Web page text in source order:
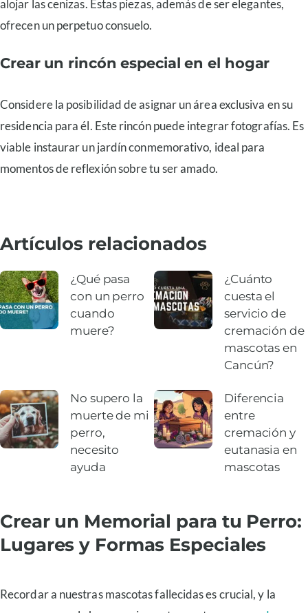
alojar las cenizas. Estas piezas, además de ser elegantes,
ofrecen un perpetuo consuelo.
Crear un rincón especial en el hogar
Considere la posibilidad de asignar un área exclusiva en su
residencia para él. Este rincón puede integrar fotografías. Es
viable instaurar un jardín conmemorativo, ideal para
momentos de reflexión sobre tu ser amado.
Artículos relacionados
¿Qué pasa
con un perro
cuando
muere?
¿Cuánto
cuesta el
servicio de
cremación de
mascotas en
Cancún?
No supero la
muerte de mi
perro,
necesito
ayuda
Diferencia
entre
cremación y
eutanasia en
mascotas
Crear un Memorial para tu Perro:
Lugares y Formas Especiales
Recordar a nuestras mascotas fallecidas es crucial, y la